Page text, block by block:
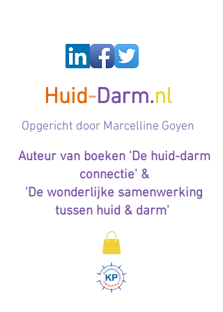
Auteur van boeken 'De huid-darm
connectie' &
'De wonderlijke samenwerking
tussen huid & darm'
Huid-Darm.nl
Opgericht door Marcelline Goyen